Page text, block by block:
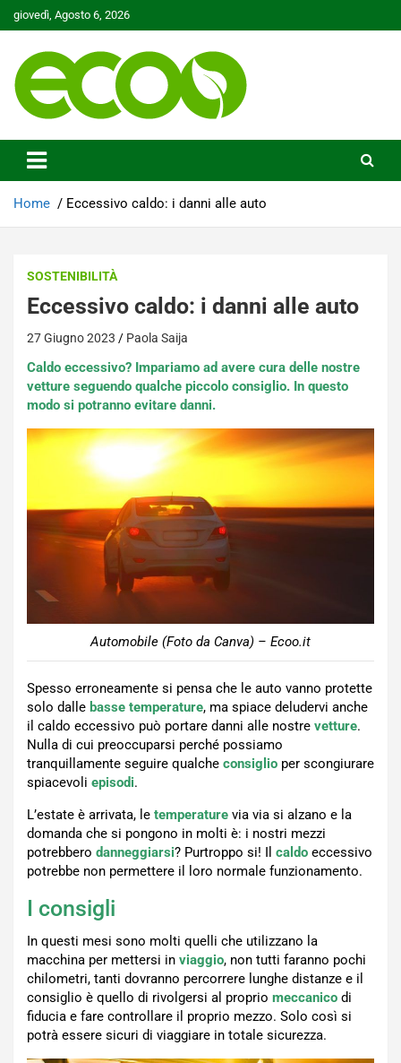
Skip
to
giovedì, Agosto 6, 2026
Ecoo.it
Home Eccessivo caldo: i danni alle auto
SOSTENIBILITÀ
Eccessivo caldo: i danni alle auto
27 Giugno 2023 Paola Saija
Caldo eccessivo? Impariamo ad avere cura delle nostre
vetture seguendo qualche piccolo consiglio. In questo
modo si potranno evitare danni.
Automobile (Foto da Canva) – Ecoo.it
Spesso erroneamente si pensa che le auto vanno protette
solo dalle basse temperature, ma spiace deludervi anche
il caldo eccessivo può portare danni alle nostre vetture.
Nulla di cui preoccuparsi perché possiamo
tranquillamente seguire qualche consiglio per scongiurare
spiacevoli episodi.
L’estate è arrivata, le temperature via via si alzano e la
domanda che si pongono in molti è: i nostri mezzi
potrebbero danneggiarsi? Purtroppo si! Il caldo eccessivo
potrebbe non permettere il loro normale funzionamento.
I consigli
In questi mesi sono molti quelli che utilizzano la
macchina per mettersi in viaggio, non tutti faranno pochi
chilometri, tanti dovranno percorrere lunghe distanze e il
consiglio è quello di rivolgersi al proprio meccanico di
fiducia e fare controllare il proprio mezzo. Solo così si
potrà essere sicuri di viaggiare in totale sicurezza.